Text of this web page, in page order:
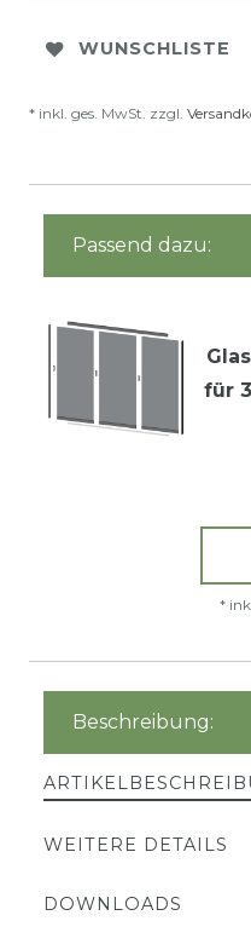
WUNSCHLISTE
* inkl. ges. MwSt. zzgl.
Passend dazu:
für
*
Beschreibung:
WEITERE DETAILS
DOWNLOADS